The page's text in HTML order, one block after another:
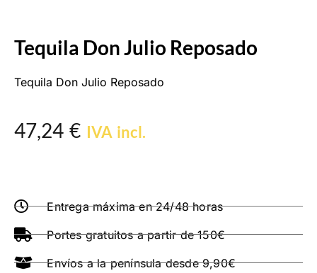
Tequila Don Julio Reposado
Tequila Don Julio Reposado
47,24 € IVA incl.
Entrega máxima en 24/48 horas
Portes gratuitos a partir de 150€
Envíos a la península desde 9,90€